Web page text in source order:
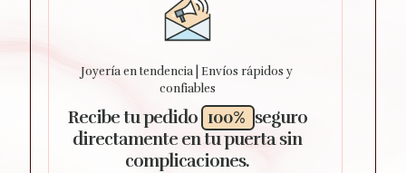
Recibe tu pedido 100% seguro
directamente en tu puerta sin
complicaciones.
Joyería en tendencia | Envíos rápidos y
confiables